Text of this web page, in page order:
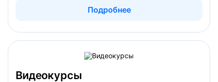
Подробнее
Видеокурсы